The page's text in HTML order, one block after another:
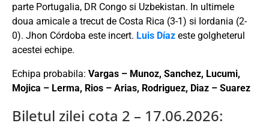
parte Portugalia, DR Congo si Uzbekistan. In ultimele
doua amicale a trecut de Costa Rica (3-1) si Iordania (2-
0). Jhon Córdoba este incert. Luis Díaz este golgheterul
acestei echipe.
Echipa probabila: Vargas – Munoz, Sanchez, Lucumi,
Mojica – Lerma, Rios – Arias, Rodriguez, Diaz – Suarez
Biletul zilei cota 2 – 17.06.2026: